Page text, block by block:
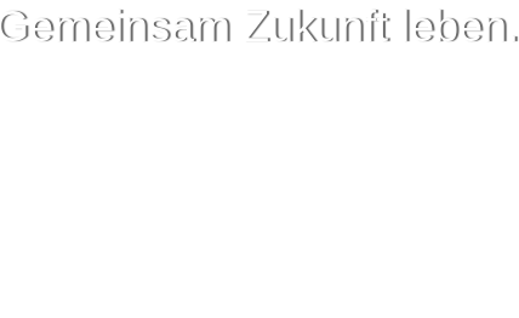
Gemeinsam Zukunft leben.